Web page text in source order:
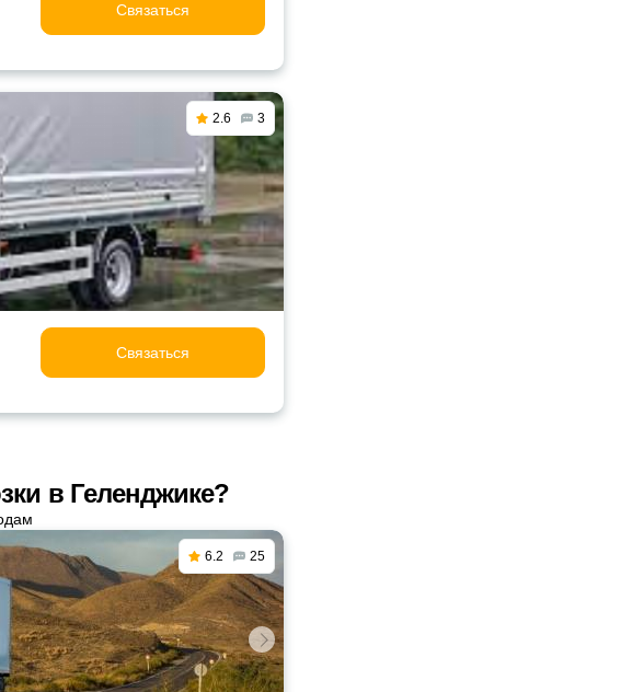
Связаться
2.6 3
Связаться
в Геленджике?
6.2 25